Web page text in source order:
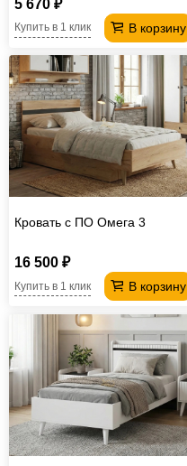
5 670 ₽
В корзину
Купить в 1 клик
Кровать с ПО Омега 3
16 500 ₽
В корзину
Купить в 1 клик